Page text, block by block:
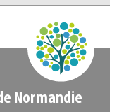
Normandie